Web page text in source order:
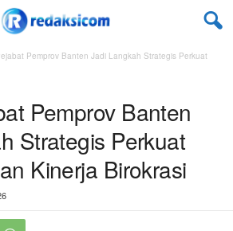
Pemprov Banten Jadi Langkah Strategis Perkuat
Pemprov Banten
Strategis Perkuat
Kinerja Birokrasi